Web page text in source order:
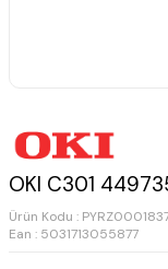
OKI C301
Ürün Kodu :
Ean : 5031713055877